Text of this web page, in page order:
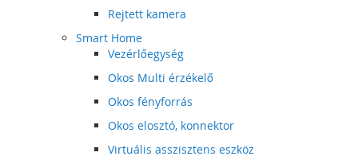
Rejtett kamera
Smart Home
Vezérlőegység
Okos Multi érzékelő
Okos fényforrás
Okos elosztó, konnektor
Virtuális asszisztens eszköz